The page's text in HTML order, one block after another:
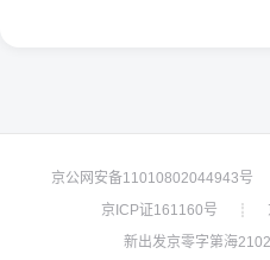
京公网安备11010802044943号
京ICP证161160号
┊
新出发京零字第海